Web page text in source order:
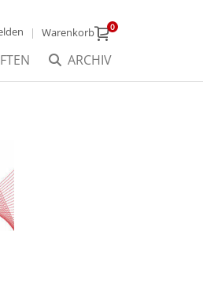
Warenkorb 0
ARCHIV